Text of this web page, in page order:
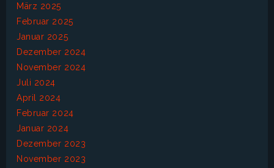
März 2025
Februar 2025
Januar 2025
Dezember 2024
November 2024
Juli 2024
April 2024
Februar 2024
Januar 2024
Dezember 2023
November 2023